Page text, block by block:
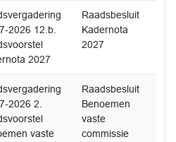
2026 12.b.
2027
Raadsbesluit
Kadernota
2027
2026 2.
vaste
Raadsbesluit
Benoemen
vaste
commissie